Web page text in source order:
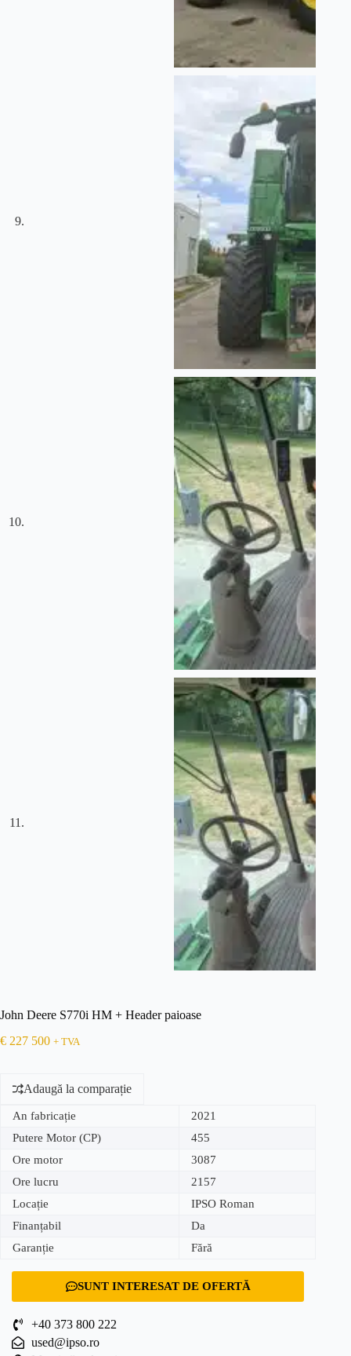
John Deere S770i HM + Header paioase
€ 227 500 + TVA
Adaugă la comparație
An fabricație
2021
Putere Motor (CP)
455
Ore motor
3087
Ore lucru
2157
Locație
IPSO Roman
Finanțabil
Da
Garanție
Fără
SUNT INTERESAT DE OFERTĂ
+40 373 800 222
used@ipso.ro